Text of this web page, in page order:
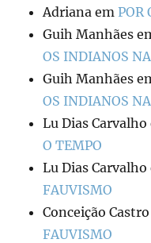
Adriana em POR
Guih Manhães
OS INDIANOS
Guih Manhães
OS INDIANOS
Lu Dias Carvalho
O TEMPO
Lu Dias Carvalho
FAUVISMO
Conceição Castro
FAUVISMO